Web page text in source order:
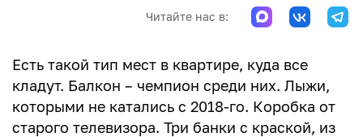
Сколько стоит остекление, отделка
Балкон в хрущевке, брежневке и старом доме
Ошибки при остеклении, утеплении
Читайте нас в:
Есть такой тип мест в квартире, куда все
кладут. Балкон – чемпион среди них. Лыжи,
которыми не катались с 2018-го. Коробка от
старого телевизора. Три банки с краской, из